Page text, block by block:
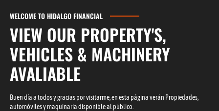
WELCOME TO HIDALGO FINANCIAL
VIEW OUR PROPERTY'S,
VEHICLES & MACHINERY
AVALIABLE
Buen día a todos y gracias por visitarme, en esta página verán Propiedades,
automóviles y maquinaria disponible al público.